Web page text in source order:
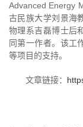
Advanced Energy
古民族大学刘景海
物理系吉磊博士后
同第一作者。该工
等项目的支持。
文章链接：